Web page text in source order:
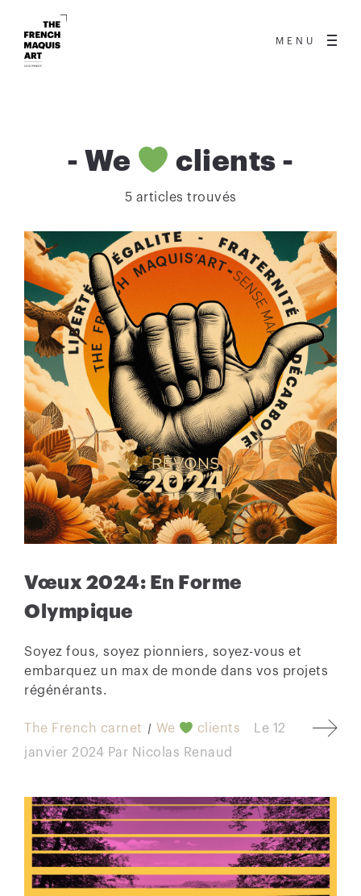
MENU
-We clients -
5 articles trouvés
Vœux 2024: En Forme
Olympique
Soyez fous, soyez pionniers, soyez-vous et
embarquez un max de monde dans vos projets
régénérants.
The French carnet We clients Le 12
janvier 2024 Par Nicolas Renaud